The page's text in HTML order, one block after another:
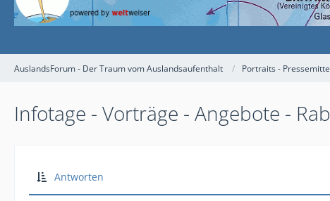
AuslandsForum - Der Traum vom Auslandsaufenthalt Portraits -
Infotage - Vorträge - Angebote -
Antworten